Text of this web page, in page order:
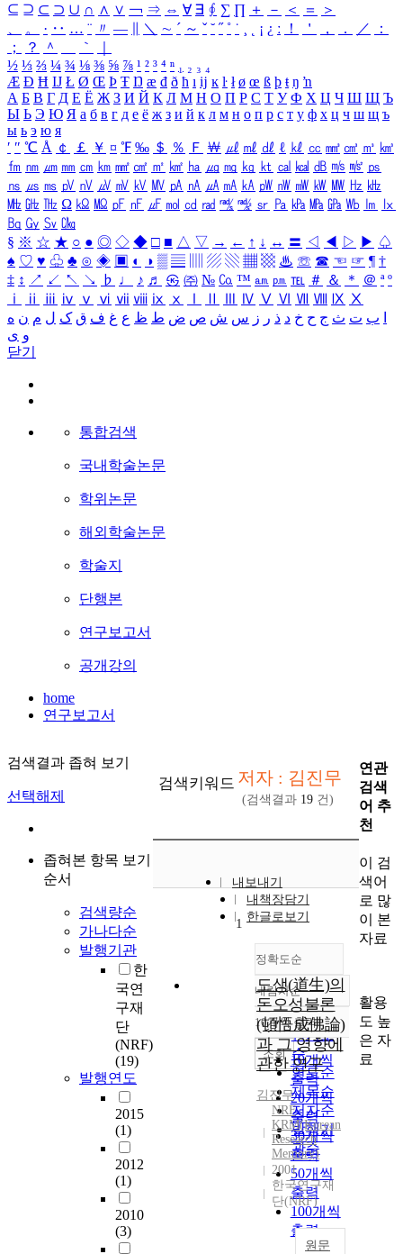
⊆ ⊇ ⊂ ⊃ ∪ ∩ ∧ ∨ ￢ ⇒ ⇔ ∀ ∃ ∮ ∑ ∏ ＋ － ＜ ＝
＞
、
。 · ‥ … ¨ 〃 ― ＼ ∼ ´ ～ ˇ ˘ ˝ ˚ ˙ ¸ ¡ ¿ ː ！ ＇ ， ． ／
：
；
？ ＾ ｀
½ ⅓ ⅔ ¼ ¾ ⅛ ⅜ ⅝ ⅞ ¹ ² ³ ⁴ ⁿ ₁ ₂ ₃ ₄
Æ Ð Ħ Ĳ Ł Ø Œ Þ Ŧ Ŋ æ đ ð ħ ı ĳ ĸ ŀ ł ø œ ß þ ŧ ŋ ŉ
А Б В Г Д Е Ё Ж З И Й К Л М Н О П Р С Т У Ф Х Ц Ч Ш Щ Ъ
Ы Ь Э Ю Я а б в г д е ё ж з и й к л м н о п р с т у ф х ц ч ш щ ъ
ы ь э ю я
′ ″ ℃ Å ￠ ￡ ￥ ¤ ℉ ‰ ＄ ％ Ｆ ￦ ㎕ ㎖ ㎗ ℓ ㎘ ㏄ ㎣ ㎤ ㎥ ㎦
㎙ ㎚ ㎛ ㎜ ㎝ ㎞ ㎟ ㎠ ㎡ ㎢ ㏊ ㎍ ㎎ ㎏ ㏏ ㎈ ㎉ ㏈ ㎧ ㎨ ㎰
㎱ ㎲ ㎳ ㎴ ㎵ ㎶ ㎷ ㎸ ㎹ ㎀ ㎁ ㎂ ㎃ ㎄ ㎺ ㎻ ㎽ ㎾ ㎿ ㎐ ㎑
㎒ ㎓ ㎔ Ω ㏀ ㏁ ㎊ ㎋ ㎌ ㏖ ㏅ ㎭ ㎮ ㎯ ㏛ ㎩ ㎪ ㎫ ㎬ ㏝ ㏐
㏓
㏃ ㏉ ㏜ ㏆
§ ※ ☆ ★ ○ ● ◎ ◇ ◆ □ ■ △ ▽ → ← ↑ ↓ ↔ 〓 ◁ ◀ ▷ ▶ ♤
♠ ♡ ♥ ♧ ♣ ⊙ ◈ ▣ ◐ ◑ ▒ ▤ ▨ ▧ ▦ ▩ ♨ ☏ ☎ ☜ ☞ ¶ †
‡ ↕ ↗ ↙ ↖ ↘ ♭ ♩ ♪ ♬ ㉿ ㈜ № ㏇ ™ ㏂ ㏘ ℡ ＃ ＆ ＊ ＠ ª º
ⅰ
ⅱ ⅲ ⅳ ⅴ ⅵ ⅶ ⅷ ⅸ ⅹ Ⅳ Ⅴ Ⅵ Ⅶ Ⅷ Ⅸ Ⅹ
ب ت ث ج ح خ د ذ ر ز س ش ص ض ط ظ ع غ ف ق ک ل م ن ه
و ی
닫기
통합검색
국내학술논문
학위논문
해외학술논문
학술지
단행본
연구보고서
공개강의
home
연구보고서
검색결과 좁혀 보기
선택해제
좁혀본 항목 보기
순서
검색량순
가나다순
발행기관
한
국연
구재
단
(NRF)
(19)
발행연도
2015
(1)
2012
(1)
2010
(3)
검색키워드 저자 : 김진무
(검색결과 19 건)
내보내기
내책장담기
한글로보기
정확도순
정확도
순
인기도
순
연도순
제목순
저자순
발행기
관순
내림차순
내림차순
10개씩 출력
10개씩
출력
20개씩
출력
30개씩
출력
50개씩
출력
100개씩
출력
조회
1
도생(道生)의
돈오성불론
(頓悟成佛論)
과 그 영향에
관한 연구
김진무
NRF
KRM(Korean
Research
Memory)
2001
한국연구재
단(NRF)
원문
연관
검색
어 추
천
이 검
색어
로 많
이 본
자료
활용
도 높
은 자
료